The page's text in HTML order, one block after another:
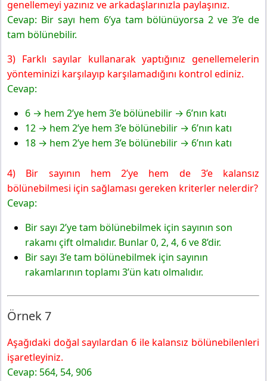
genellemeyi yazınız ve arkadaşlarınızla paylaşınız.
Cevap: Bir sayı hem 6’ya tam bölünüyorsa 2 ve 3’e de
tam bölünebilir.
3) Farklı sayılar kullanarak yaptığınız genellemelerin
yönteminizi karşılayıp karşılamadığını kontrol ediniz.
Cevap:
6 → hem 2’ye hem 3’e bölünebilir → 6’nın katı
12 → hem 2’ye hem 3’e bölünebilir → 6’nın katı
18 → hem 2’ye hem 3’e bölünebilir → 6’nın katı
4) Bir sayının hem 2’ye hem de 3’e kalansız
bölünebilmesi için sağlaması gereken kriterler nelerdir?
Cevap:
Bir sayı 2’ye tam bölünebilmek için sayının son
rakamı çift olmalıdır. Bunlar 0, 2, 4, 6 ve 8’dir.
Bir sayı 3’e tam bölünebilmek için sayının
rakamlarının toplamı 3’ün katı olmalıdır.
Örnek 7
Aşağıdaki doğal sayılardan 6 ile kalansız bölünebilenleri
işaretleyiniz.
Cevap: 564, 54, 906